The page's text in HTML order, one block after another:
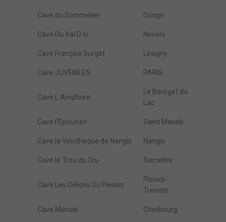
Cave du Sommelier Donge
Cave Du Val D'or Nevers
Cave François Surget Lésigny
Cave JUVENILES PARIS
Cave L Amphore
Le Bourget du
Lac
Cave l'Epicurien Saint Mandé
Cave la Vinothèque de Nangis Nangis
Cave le Trou du Cru Sarcelles
Cave Les Délices Du Plessis
Plessis-
Treviste
Cave Mancel Cherbourg